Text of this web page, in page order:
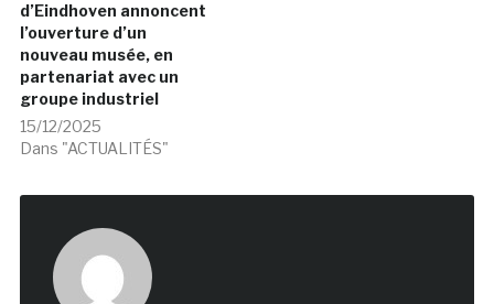
d’Eindhoven annoncent
l’ouverture d’un
nouveau musée, en
partenariat avec un
groupe industriel
15/12/2025
Dans "ACTUALITÉS"